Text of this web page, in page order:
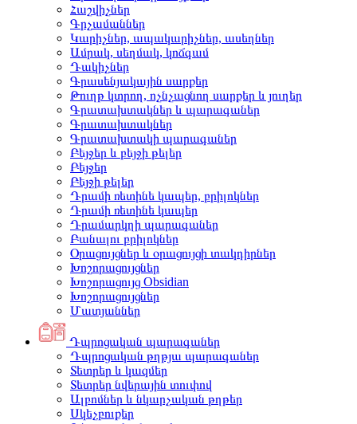
Հաշվիչներ
Գրչամաններ
Կարիչներ, ապակարիչներ, ասեղներ
Ամրակ, սեղմակ, կոճգամ
Դակիչներ
Գրասենյակային սարքեր
Թուղթ կտրող, ոչնչացնող սարքեր և յուղեր
Գրատախտակներ և պարագաներ
Գրատախտակներ
Գրատախտակի պարագաներ
Բեյջեր և բեյջի թելեր
Բեյջեր
Բեյջի թելեր
Դրամի ռետինե կապեր, բրիլոկներ
Դրամի ռետինե կապեր
Դրամարկղի պարագաներ
Բանալու բրիլոկներ
Օրացույցներ և օրացույցի տակդիրներ
Խոշորացույցներ
Խոշորացույց Obsidian
Խոշորացույցներ
Մատյաններ
Դպրոցական պարագաներ
Դպրոցական թղթյա պարագաներ
Տետրեր և կազմեր
Տետրեր նվերային տուփով
Ալբոմներ և նկարչական թղթեր
Սկեչբուքեր